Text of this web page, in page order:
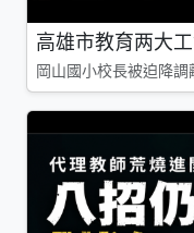
高雄市教育两大
岡山國小校長被迫降